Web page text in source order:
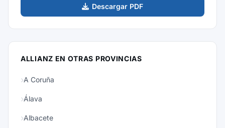
Descargar PDF
ALLIANZ EN OTRAS PROVINCIAS
A Coruña
Álava
Albacete